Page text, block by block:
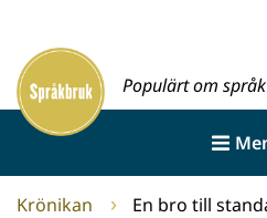
innehållet
Framsida
Populärt om språk
Krönikan En bro till